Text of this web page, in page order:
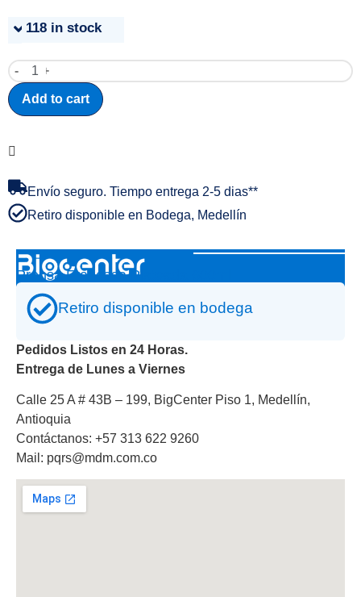
118 in stock
- +
Add to cart
Envío seguro. Tiempo entrega 2-5 dias**
Retiro disponible en Bodega, Medellín
Prensa Francesa Plateada 600ml
Retiro disponible en bodega
Pedidos Listos en 24 Horas.
Entrega de Lunes a Viernes
Calle 25 A # 43B – 199, BigCenter Piso 1, Medellín,
Antioquia
Contáctanos: +57 313 622 9260
Mail: pqrs@mdm.com.co